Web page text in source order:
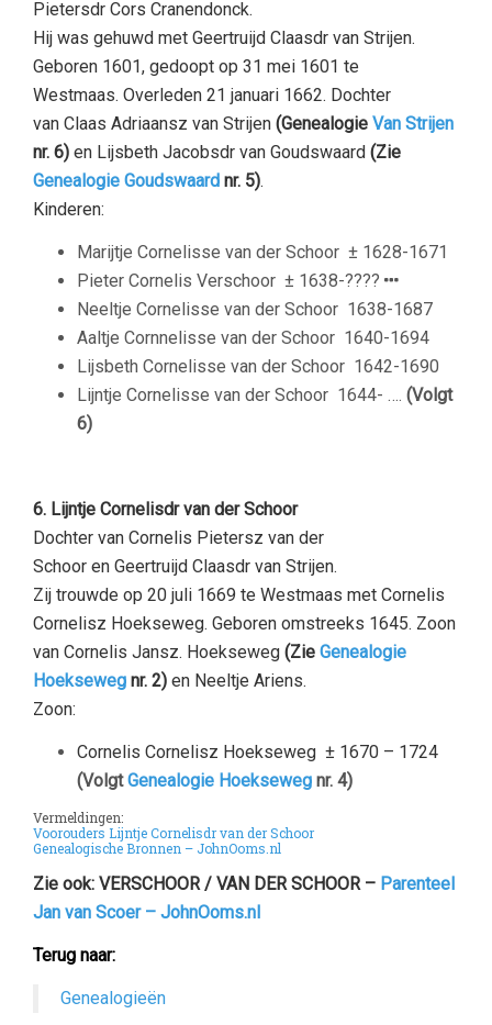
Pietersdr Cors Cranendonck.
Hij was gehuwd met Geertruijd Claasdr van Strijen.
Geboren 1601, gedoopt op 31 mei 1601 te
Westmaas. Overleden 21 januari 1662. Dochter
van Claas Adriaansz van Strijen (Genealogie Van Strijen
nr. 6) en Lijsbeth Jacobsdr van Goudswaard (Zie
Genealogie Goudswaard nr. 5).
Kinderen:
Marijtje Cornelisse van der Schoor ± 1628-1671
Pieter Cornelis Verschoor ± 1638-????
Neeltje Cornelisse van der Schoor 1638-1687
Aaltje Cornnelisse van der Schoor 1640-1694
Lijsbeth Cornelisse van der Schoor 1642-1690
Lijntje Cornelisse van der Schoor 1644- …. (Volgt
6)
6. Lijntje Cornelisdr van der Schoor
Dochter van Cornelis Pietersz van der
Schoor en Geertruijd Claasdr van Strijen.
Zij trouwde op 20 juli 1669 te Westmaas met Cornelis
Cornelisz Hoekseweg. Geboren omstreeks 1645. Zoon
van Cornelis Jansz. Hoekseweg (Zie Genealogie
Hoekseweg nr. 2) en Neeltje Ariens.
Zoon:
Cornelis Cornelisz Hoekseweg ± 1670 – 1724
(VolgtGenealogie Hoekseweg nr. 4)
Vermeldingen:
Voorouders Lijntje Cornelisdr van der Schoor
Genealogische Bronnen – JohnOoms.nl
Zie ook: VERSCHOOR / VAN DER SCHOOR – Parenteel
Jan van Scoer – JohnOoms.nl
Terug naar:
Genealogieën